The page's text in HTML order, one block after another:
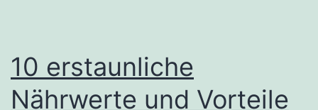
10 erstaunliche
Nährwerte und Vorteile